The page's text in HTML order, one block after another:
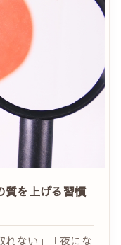
質を上げる習慣
れない」「夜にな